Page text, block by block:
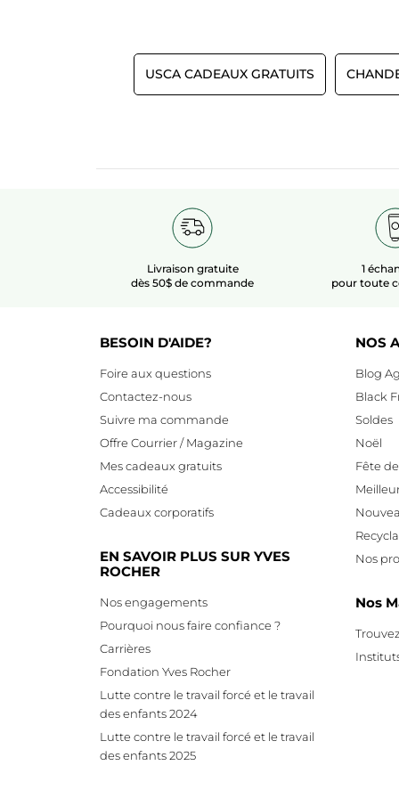
USCA CADEAUX GRATUITS
Livraison gratuite
dès 50$ de commande
1
pour toute
BESOIN D'AIDE?
Foire aux questions
Contactez-nous
Suivre ma commande
Offre Courrier / Magazine
Mes cadeaux gratuits
Accessibilité
Cadeaux corporatifs
EN SAVOIR PLUS SUR YVES
ROCHER
Nos engagements
Pourquoi nous faire confiance ?
Carrières
Fondation Yves Rocher
Lutte contre le travail forcé et le travail
des enfants 2024
Lutte contre le travail forcé et le travail
des enfants 2025
NOS
Blog
Black
Soldes
Noël
Fête
Nos
Nos